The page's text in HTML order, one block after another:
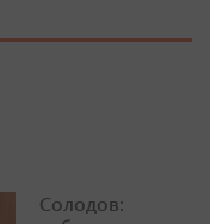
Солодов: